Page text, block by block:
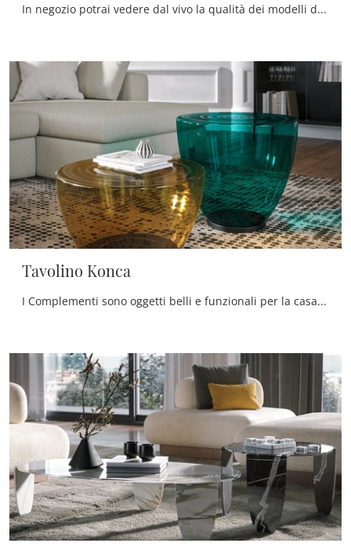
In negozio potrai vedere dal vivo la qualità dei modelli di tavolini design in plastica della firma, proprio come questa proposta in foto.
Tavolino Konca
I Complementi sono oggetti belli e funzionali per la casa, che personalizzano la tua casa con colore e ricoprono un ruolo plurifunzionale e ...